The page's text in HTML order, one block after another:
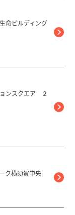
命ビルディング
ンスクエア ２
ク横須賀中央